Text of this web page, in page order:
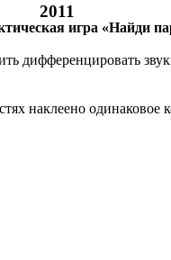
2011
игра «Найди
дифференцировать
наклеено одинаковое